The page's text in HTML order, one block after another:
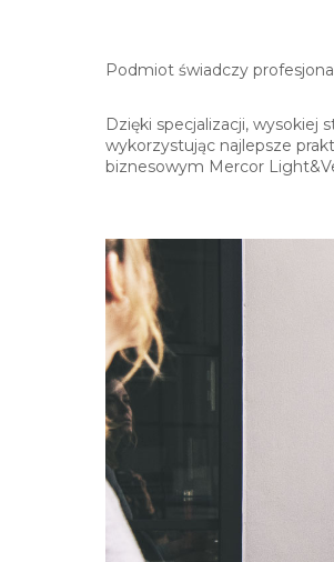
Podmiot świadczy
Dzięki specjalizacji, wysokiej
wykorzystując najlepsze
biznesowym Mercor